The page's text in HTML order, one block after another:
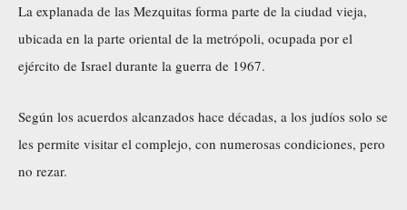
La explanada de las Mezquitas forma parte de la ciudad vieja,
ubicada en la parte oriental de la metrópoli, ocupada por el
ejército de Israel durante la guerra de 1967.
Según los acuerdos alcanzados hace décadas, a los judíos solo se
les permite visitar el complejo, con numerosas condiciones, pero
no rezar.